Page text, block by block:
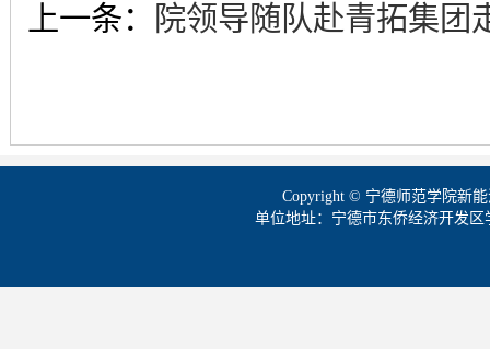
上一条： 院领导随队赴青拓集团
Copyright © 宁德师范学院新
单位地址：宁德市东侨经济开发